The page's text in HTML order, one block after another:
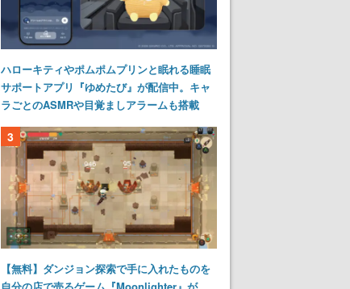
ハローキティやポムポムプリンと眠れる睡眠
サポートアプリ『ゆめたび』が配信中。キャ
ラごとのASMRや目覚ましアラームも搭載
3
【無料】ダンジョン探索で手に入れたものを